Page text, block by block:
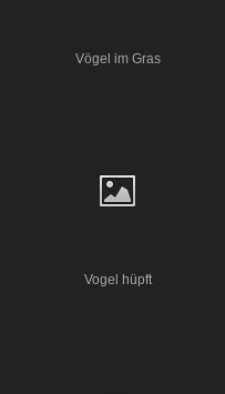
Vögel im Gras
Vogel hüpft